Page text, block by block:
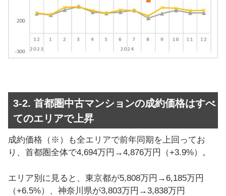
3-2. 首都圏中古マンションの成約価格はすべ
てのエリアで上昇
成約価格（※）も全エリアで前年同期を上回ってお
り、首都圏全体で4,694万円→4,876万円（+3.9%）。
エリア別に見ると、東京都が5,808万円→6,185万円
（+6.5%）、神奈川県が3,803万円→3,838万円